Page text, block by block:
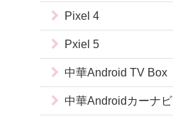
Pixel 4
Pxiel 5
中華Android TV Box
中華Androidカーナビ